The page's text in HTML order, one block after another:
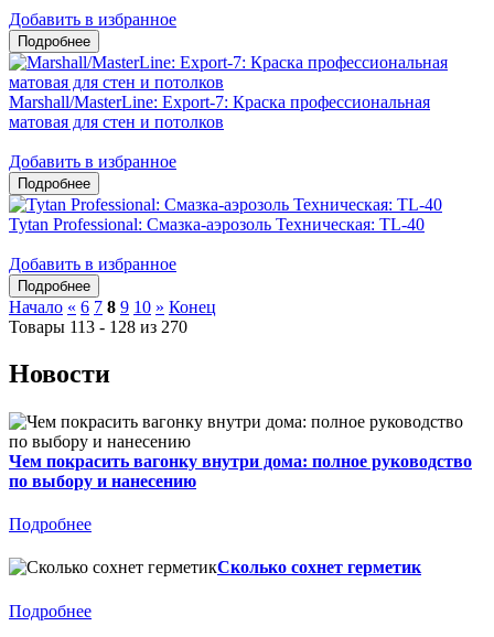
Добавить в избранное
Marshall/MasterLine: Export-7: Краска профессиональная
матовая для стен и потолков
Добавить в избранное
Tytan Professional: Смазка-аэрозоль Техническая: TL-40
Добавить в избранное
Начало « 6 7 8 9 10 » Конец
Товары 113 - 128 из 270
Новости
Чем покрасить вагонку внутри дома: полное руководство
по выбору и нанесению
Подробнее
Сколько сохнет герметик
Подробнее